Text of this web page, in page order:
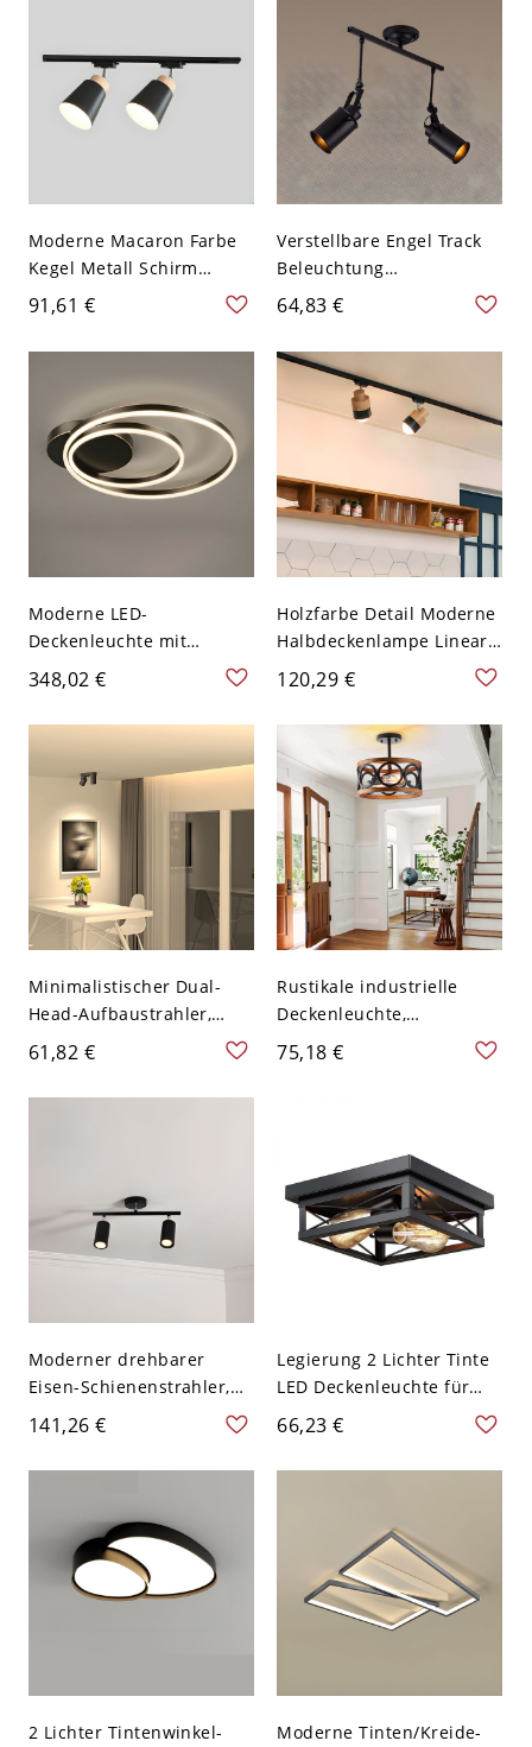
Moderne Macaron Farbe
Kegel Metall Schirm
Halbdeckenlampe Linear
Bahn Baldachin
Deckenleuchte - 2
91,61 €
Verstellbare Engel Track
Beleuchtung
Zeitgenössische
Schmiedeeisen
Deckenmontage - Schwarz
110V-120V 2
64,83 €
Moderne LED-
Deckenleuchte mit
weißem Lichtkreis -
Schwarz 110V-120V 43,18
cm
348,02 €
Holzfarbe Detail Moderne
Halbdeckenlampe Linear
Bahn Metall Rund
Drehbarer Schirm
Scheinwerfer - Schwarz
110V-120V 2
120,29 €
Minimalistischer Dual-
Head-Aufbaustrahler,
verstellbare, gerichtete
LED-Deckenleuchte -
Schwarz Weißlicht 110V-
61,82 €
Rustikale industrielle
Deckenleuchte,
Trommelleuchte in
Holzoptik für Küche Flur
75,18 €
Moderner drehbarer
Eisen-Schienenstrahler,
1/2/4/6-flammige
schwarz/gold verstellbare
Deckenleuchte für
2 Schwarz 110V-120V
141,26 €
Legierung 2 Lichter Tinte
LED Deckenleuchte für
Wohnzimmer im
minimalistischen Stil,
110V-120V
66,23 €
2 Lichter Tintenwinkel-
Moderne Tinten/Kreide-